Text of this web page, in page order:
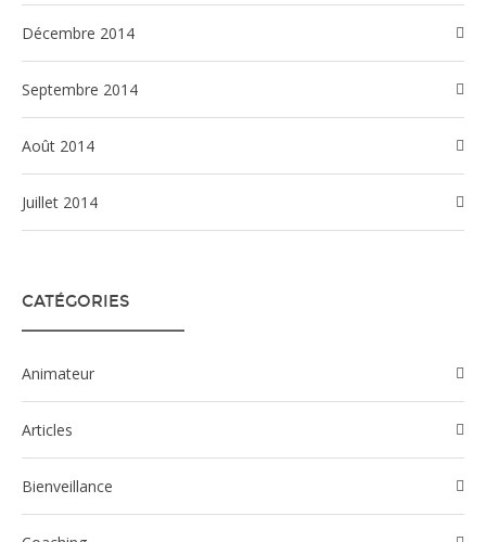
décembre 2014
septembre 2014
août 2014
juillet 2014
CATÉGORIES
Animateur
Articles
Bienveillance